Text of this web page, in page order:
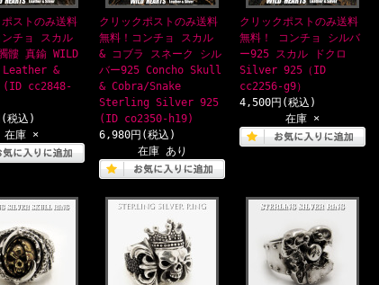
ストのみ送料
ンチョ スカル
髏 真鍮 WILD
Leather &
cc2848-
税込)
在庫 ×
クリックポストのみ送料
無料！コンチョ スカル
& コブラ スネーク シル
バー925 Concho Skull
& Cobra/Snake
Sterling Silver 925
(ID co2350-h19)
6,980円(税込)
在庫 あり
クリックポストのみ送料
無料！ コンチョ シルバ
ー925 スカル ドクロ
Silver 925（ID
cc2256-g9）
4,500円(税込)
在庫 ×